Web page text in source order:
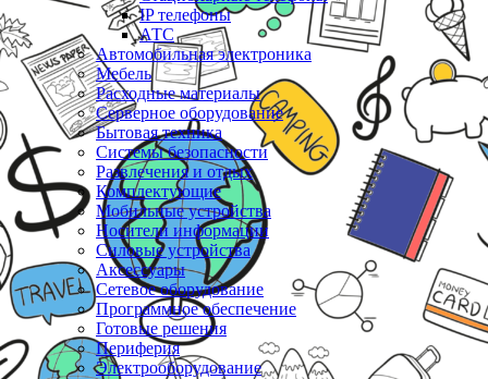
IP телефоны
АТС
Автомобильная электроника
Мебель
Расходные материалы
Серверное оборудование
Бытовая техника
Системы безопасности
Развлечения и отдых
Комплектующие
Мобильные устройства
Носители информации
Силовые устройства
Аксессуары
Сетевое оборудование
Программное обеспечение
Готовые решения
Периферия
Электрооборудование